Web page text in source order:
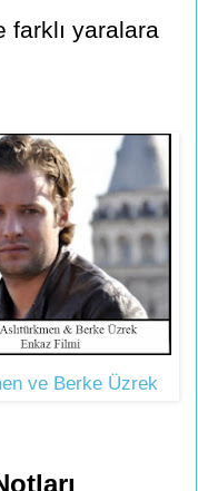
farklı yaralara
ve Berke Üzrek